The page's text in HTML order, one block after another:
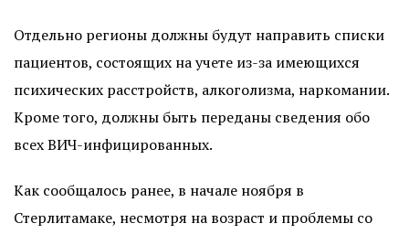
Отдельно регионы должны будут направить списки
пациентов, состоящих на учете из-за имеющихся
психических расстройств, алкоголизма, наркомании.
Кроме того, должны быть переданы сведения обо
всех ВИЧ-инфицированных.
Как сообщалось ранее, в начале ноября в
Стерлитамаке, несмотря на возраст и проблемы со